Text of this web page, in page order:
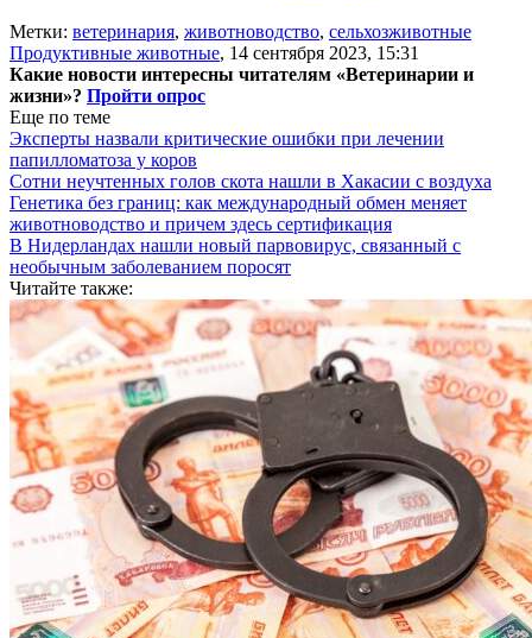
Метки: ветеринария, животноводство, сельхозживотные
Продуктивные животные, 14 сентября 2023, 15:31
Какие новости интересны читателям «Ветеринарии и
жизни»? Пройти опрос
Еще по теме
Эксперты назвали критические ошибки при лечении
папилломатоза у коров
Сотни неучтенных голов скота нашли в Хакасии с воздуха
Генетика без границ: как международный обмен меняет
животноводство и причем здесь сертификация
В Нидерландах нашли новый парвовирус, связанный с
необычным заболеванием поросят
Читайте также: